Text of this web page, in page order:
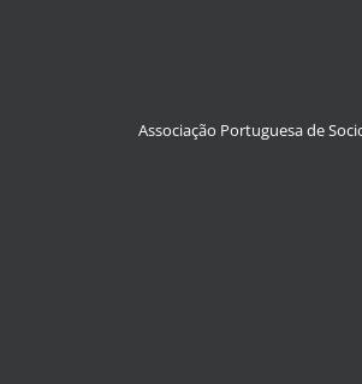
Associação Portuguesa de